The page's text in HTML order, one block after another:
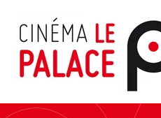
contenu